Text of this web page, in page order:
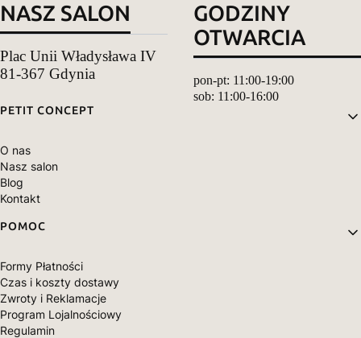
NASZ SALON
Plac Unii Władysława IV
81-367 Gdynia
GODZINY
OTWARCIA
pon-pt: 11:00-19:00
sob: 11:00-16:00
Linki w stopce
PETIT CONCEPT
O nas
Nasz salon
Blog
Kontakt
POMOC
Formy Płatności
Czas i koszty dostawy
Zwroty i Reklamacje
Program Lojalnościowy
Regulamin